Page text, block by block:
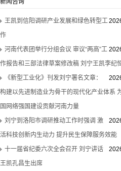
新闻咨询
王凯到信阳调研产业发展和绿色转型工
作
河南代表团举行分组会议 审议“两高”工
作报告和三部法律草案修改稿 刘宁王凯李纪
《新型工业化》刊发刘宁署名文章：
构建以先进制造业为骨干的现代化产业体系
国网络强国建设贡献河南力量
刘宁到洛阳市调研推动工作时强调 激
活科技创新内生动力 提升民生保障服务效能
十一届省纪委六次全会召开 刘宁讲话
王凯孔昌生出席